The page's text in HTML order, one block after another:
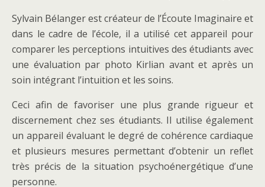
Sylvain Bélanger est créateur de l’Écoute Imaginaire et
dans le cadre de l’école, il a utilisé cet appareil pour
comparer les perceptions intuitives des étudiants avec
une évaluation par photo Kirlian avant et après un
soin intégrant l’intuition et les soins.
Ceci afin de favoriser une plus grande rigueur et
discernement chez ses étudiants. Il utilise également
un appareil évaluant le degré de cohérence cardiaque
et plusieurs mesures permettant d’obtenir un reflet
très précis de la situation psychoénergétique d’une
personne.